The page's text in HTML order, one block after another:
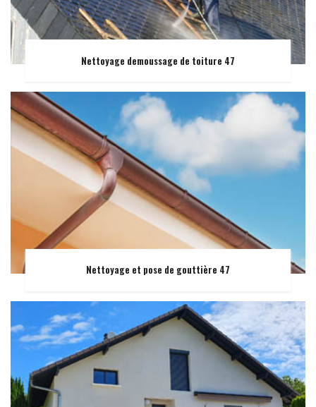
Nettoyage demoussage de toiture 47
Nettoyage et pose de gouttière 47